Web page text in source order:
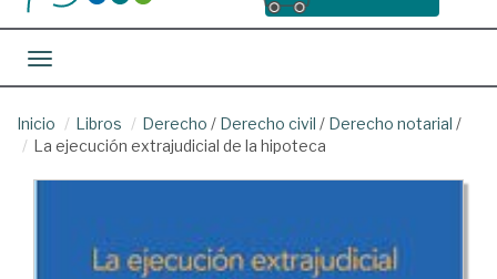
Toggle navigation
Inicio Libros Derecho / Derecho civil / Derecho notarial /
La ejecución extrajudicial de la hipoteca